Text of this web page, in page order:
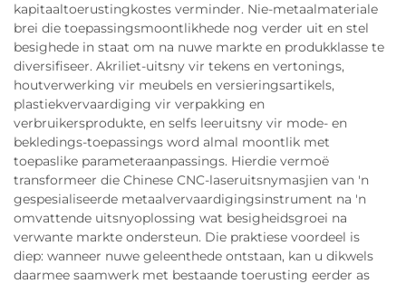
kapitaaltoerustingkostes verminder. Nie-metaalmateriale
brei die toepassingsmoontlikhede nog verder uit en stel
besighede in staat om na nuwe markte en produkklasse te
diversifiseer. Akriliet-uitsny vir tekens en vertonings,
houtverwerking vir meubels en versieringsartikels,
plastiekvervaardiging vir verpakking en
verbruikersprodukte, en selfs leeruitsny vir mode- en
bekledings-toepassings word almal moontlik met
toepaslike parameteraanpassings. Hierdie vermoë
transformeer die Chinese CNC-laseruitsnymasjien van 'n
gespesialiseerde metaalvervaardigingsinstrument na 'n
omvattende uitsnyoplossing wat besigheidsgroei na
verwante markte ondersteun. Die praktiese voordeel is
diep: wanneer nuwe geleenthede ontstaan, kan u dikwels
daarmee saamwerk met bestaande toerusting eerder as